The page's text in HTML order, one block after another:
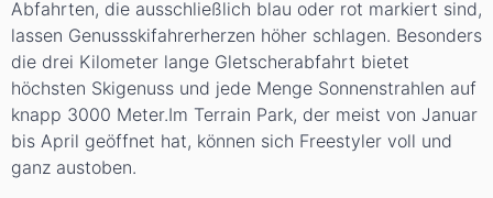
Abfahrten, die ausschließlich blau oder rot markiert sind,
lassen Genussskifahrerherzen höher schlagen. Besonders
die drei Kilometer lange Gletscherabfahrt bietet
höchsten Skigenuss und jede Menge Sonnenstrahlen auf
knapp 3000 Meter.Im Terrain Park, der meist von Januar
bis April geöffnet hat, können sich Freestyler voll und
ganz austoben.